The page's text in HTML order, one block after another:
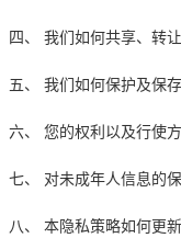
四、 我们如何共享、转
五、 我们如何保护及保
六、 您的权利以及行使
七、 对未成年人信息的
八、 本隐私策略如何更新